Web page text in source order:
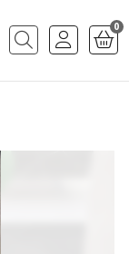
Buscar
0